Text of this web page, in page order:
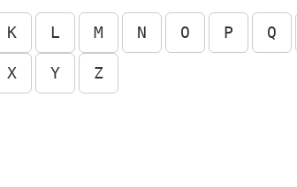
K L M N O P Q
X Y Z